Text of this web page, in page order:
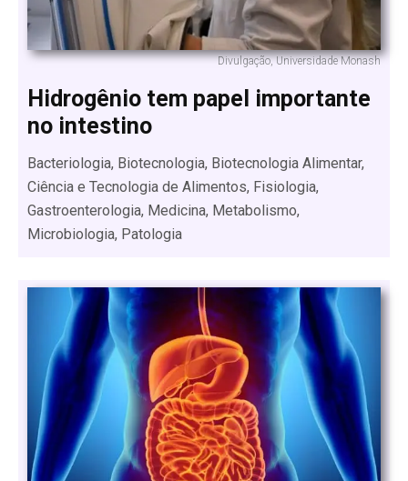
Divulgação, Universidade Monash
Hidrogênio tem papel importante
no intestino
Bacteriologia, Biotecnologia, Biotecnologia Alimentar,
Ciência e Tecnologia de Alimentos, Fisiologia,
Gastroenterologia, Medicina, Metabolismo,
Microbiologia, Patologia